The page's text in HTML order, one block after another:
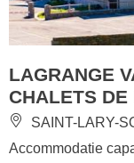
LAGRANGE
CHALETS
SAINT-LARY-
Accommodatie